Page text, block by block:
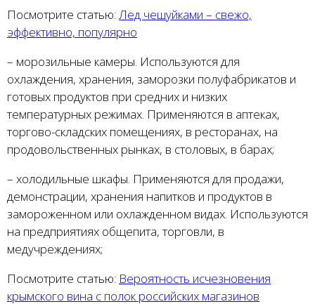
Посмотрите статью: Лед чешуйками – свежо,
эффективно, популярно
– морозильные камеры. Используются для
охлаждения, хранения, заморозки полуфабрикатов и
готовых продуктов при средних и низких
температурных режимах. Применяются в аптеках,
торгово-складских помещениях, в ресторанах, на
продовольственных рынках, в столовых, в барах;
– холодильные шкафы. Применяются для продажи,
демонстрации, хранения напитков и продуктов в
замороженном или охлажденном видах. Используются
на предприятиях общепита, торговли, в
медучреждениях;
Посмотрите статью: Вероятность исчезновения
крымского вина с полок российских магазинов